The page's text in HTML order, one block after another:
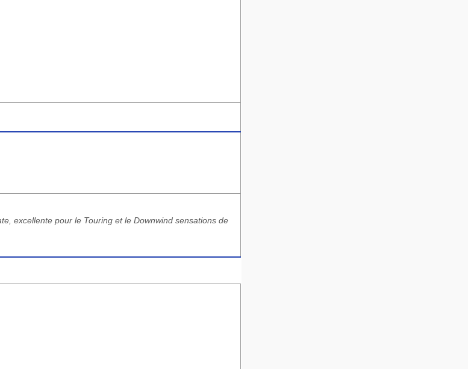
excellente pour le Touring et le Downwind sensations de